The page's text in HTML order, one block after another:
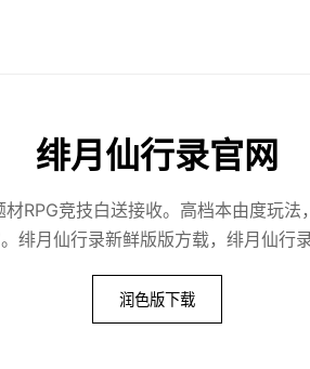
绯月仙行录官网
RPG竞技白送接收。高档本由度玩
绯月仙行录新鲜版版方载，绯月仙行
润色版下载